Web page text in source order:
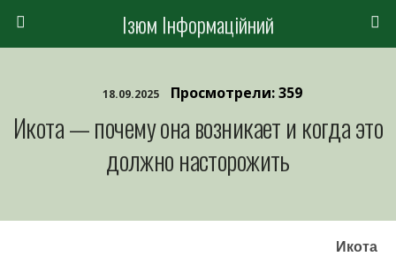
Ізюм Інформаційний
18.09.2025 Просмотрели: 359
Икота — почему она возникает и когда это
должно насторожить
Икота